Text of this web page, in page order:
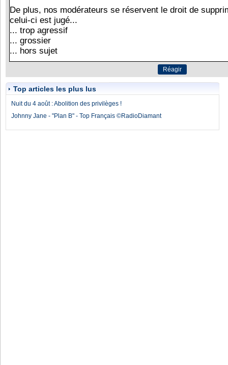
Top articles les plus lus
Nuit du 4 août : Abolition des privilèges !
Johnny Jane - "Plan B" - Top Français ©RadioDiamant